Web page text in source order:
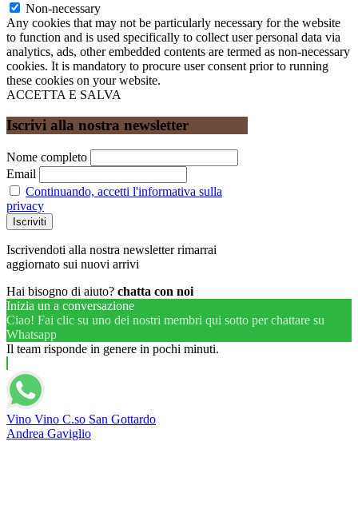
Non-necessary
Any cookies that may not be particularly necessary for the website
to function and is used specifically to collect user personal data via
analytics, ads, other embedded contents are termed as non-necessary
cookies. It is mandatory to procure user consent prior to running
these cookies on your website.
ACCETTA E SALVA
Iscrivi alla nostra newsletter
Nome completo
Email
Continuando, accetti l'informativa sulla
privacy
Iscrivendoti alla nostra newsletter rimarrai
aggiornato sui nuovi arrivi
Hai bisogno di aiuto? chatta con noi
Inizia un a conversazione
Ciao! Fai clic su uno dei nostri membri qui sotto per chattare su
Whatsapp
Il team risponde in genere in pochi minuti.
Vino Vino C.so San Gottardo
Andrea Gaviglio